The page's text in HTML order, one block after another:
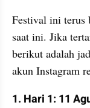
Festival ini terus
saat ini. Jika
berikut adalah
akun Instagram
1. Hari 1: 11